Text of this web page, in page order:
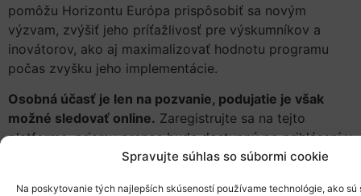
Spravujte súhlas so súbormi cookie
Na poskytovanie tých najlepších skúseností používame technológie, ako sú
pomôžu Horizontu Európa prispôsobiť sa novým
výzvam, zvýšiť jeho príťažlivosť pre výskumníkov a
inovátorov, ako aj maximalizovať hodnotu programu
počas zvyšku jeho implementácie.
Osobná účasť je len na pozvanie, podujatie je však
možné sledovať online. Zaregistrujte sa na tejto
platforme, priamy prenos bude dostupný po prihlásení v